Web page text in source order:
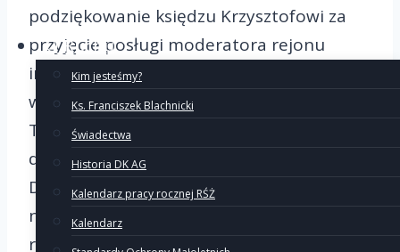
O Ruchu
Kim jesteśmy?
Ks. Franciszek Blachnicki
Świadectwa
Historia DK AG
Kalendarz pracy rocznej RŚŻ
Kalendarz
podziękowanie księdzu Krzysztofowi za
przyjęcie posługi moderatora rejonu
inowrocławskiego oraz poinformowanie
wspólnoty o wyborze nowej pary filialnej:
Teresy i Kazika Roszaków oraz nowej pary
diecezjalnej: Grażynki i Macieja Radziszów.
Dużo zmian, a to nie koniec, bo przed
nami wybór nowej pary rejonowej dla
rejonu III.